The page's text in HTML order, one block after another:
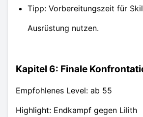
Tipp: Vorbereitungszeit für
Ausrüstung nutzen.
Kapitel 6: Finale
Empfohlenes Level: ab 55
Highlight: Endkampf gegen Lilith